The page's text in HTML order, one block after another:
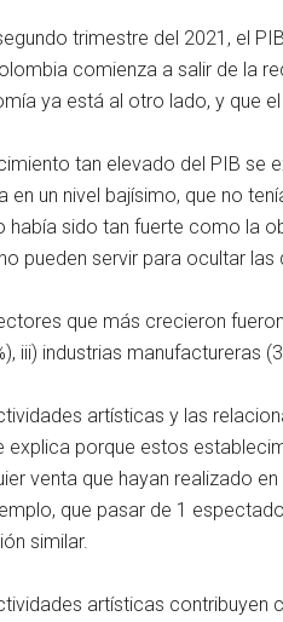
trimestre del 2021, el
comienza a salir de la
ya está al otro lado, y que
tan elevado del PIB se
en un nivel bajísimo, que no
había sido tan fuerte como la
pueden servir para ocultar
que más crecieron
iii) industrias manufactureras
artísticas y las
explica porque estos
venta que hayan realizado
que pasar de 1
similar.
artísticas contribuyen